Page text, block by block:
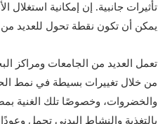
تأثيرات جانبية. إن إمكانية
يمكن أن تكون نقطة تحول للعديد من
تعمل العديد من الجامعات ومراكز
من خلال تغييرات بسيطة في نمط
والخضروات، وخصوصًا تلك الغنية
بالتغذية والنشاط البدني تحمل